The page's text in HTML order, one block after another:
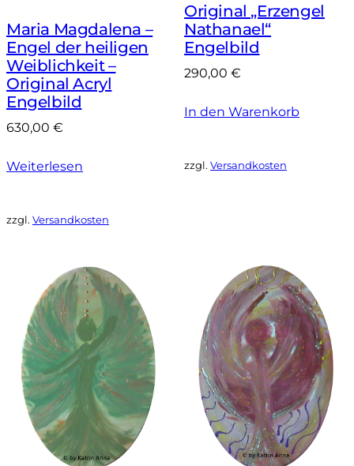
Maria Magdalena –
Engel der heiligen
Weiblichkeit –
Original Acryl
Engelbild
630,00 €
Weiterlesen
zzgl. Versandkosten
Original „Erzengel
Nathanael“
Engelbild
290,00€
In den Warenkorb
zzgl.Versandkosten